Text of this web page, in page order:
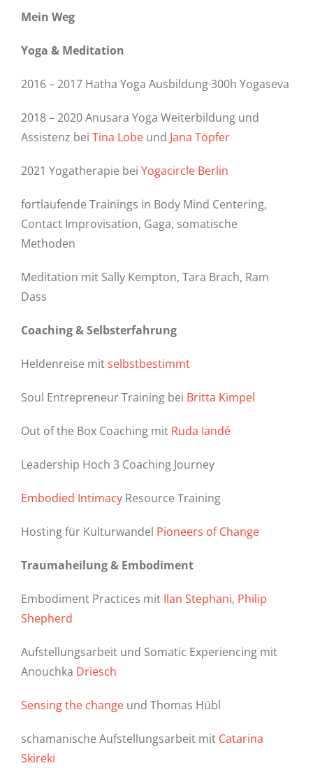
Mein Weg
Yoga & Meditation
2016 – 2017 Hatha Yoga Ausbildung 300h Yogaseva
2018 – 2020 Anusara Yoga Weiterbildung und
Assistenz bei Tina Lobe und Jana Töpfer
2021 Yogatherapie bei Yogacircle Berlin
fortlaufende Trainings in Body Mind Centering,
Contact Improvisation, Gaga, somatische
Methoden
Meditation mit Sally Kempton, Tara Brach, Ram
Dass
Coaching & Selbsterfahrung
Heldenreise mitselbstbestimmt
Soul Entrepreneur Training bei Britta Kimpel
Out of the Box Coaching mit Ruda Iandé
Leadership Hoch 3 Coaching Journey
Embodied Intimacy Resource Training
Hosting für Kulturwandel Pioneers of Change
Traumaheilung & Embodiment
Embodiment Practices mit Ilan Stephani, Philip
Shepherd
Aufstellungsarbeit und Somatic Experiencing mit
Anouchka Driesch
Sensing the change und Thomas Hübl
schamanische Aufstellungsarbeit mit Catarina
Skireki